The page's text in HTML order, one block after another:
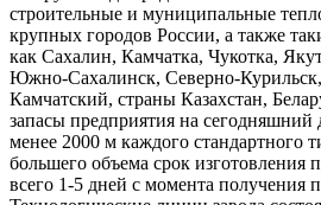
строительные и муниципальные
крупных городов России, а также
как Сахалин, Камчатка, Чукотка,
Южно-Сахалинск, Северно-
Камчатский, страны Казахстан,
запасы предприятия на сегодняшний
менее 2000 м каждого стандартного
большего объема срок изготовления
всего 1-5 дней с момента получения